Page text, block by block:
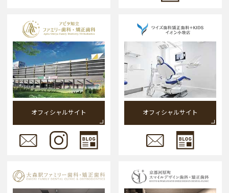
オフィシャルサイト オフィシャルサイト